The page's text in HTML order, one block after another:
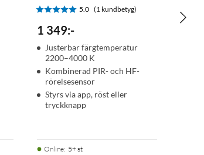
5.0 (1 kundbetyg)
1 349:-
Justerbar färgtemperatur
2200–4000 K
Kombinerad PIR- och HF-
rörelsesensor
Styrs via app, röst eller
tryckknapp
Online: 5+ st